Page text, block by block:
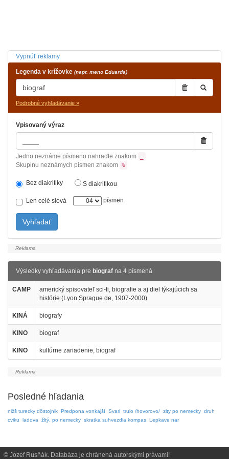
Vypnúť reklamy
Legenda v krížovke (napr. meno Eduarda)
Podrobné vyhľadávanie »
Vpisovaný výraz
Jedno neznáme písmeno nahraďte znakom
Skupinu neznámych písmen znakom %
Bez diakritiky S diakritikou
Len celé slová písmen
Vyhľadať
Výsledky vyhľadávania pre biograf na 4 písmená
CAMP
americký spisovateľ sci-fi, biografie a aj diel týkajúcich sa
histórie (Lyon Sprague de, 1907-2000)
KINÁ biografy
KINO biograf
KINO kultúrne zariadenie, biograf
Posledné hľadania
nižš turecky dôstojnik Predpona vonkajší Svari trulo /hovorovo/ zlty po nemecky druh
cviku
ladova žltý, po nemecky skratka suhvezdia kompas Lepkave nar
© Jozef Rusňák. Databáza je chránená autorskými právami!